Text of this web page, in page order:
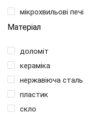
мікрохвильові печі
Матеріал
доломіт
кераміка
нержавіюча сталь
пластик
скло